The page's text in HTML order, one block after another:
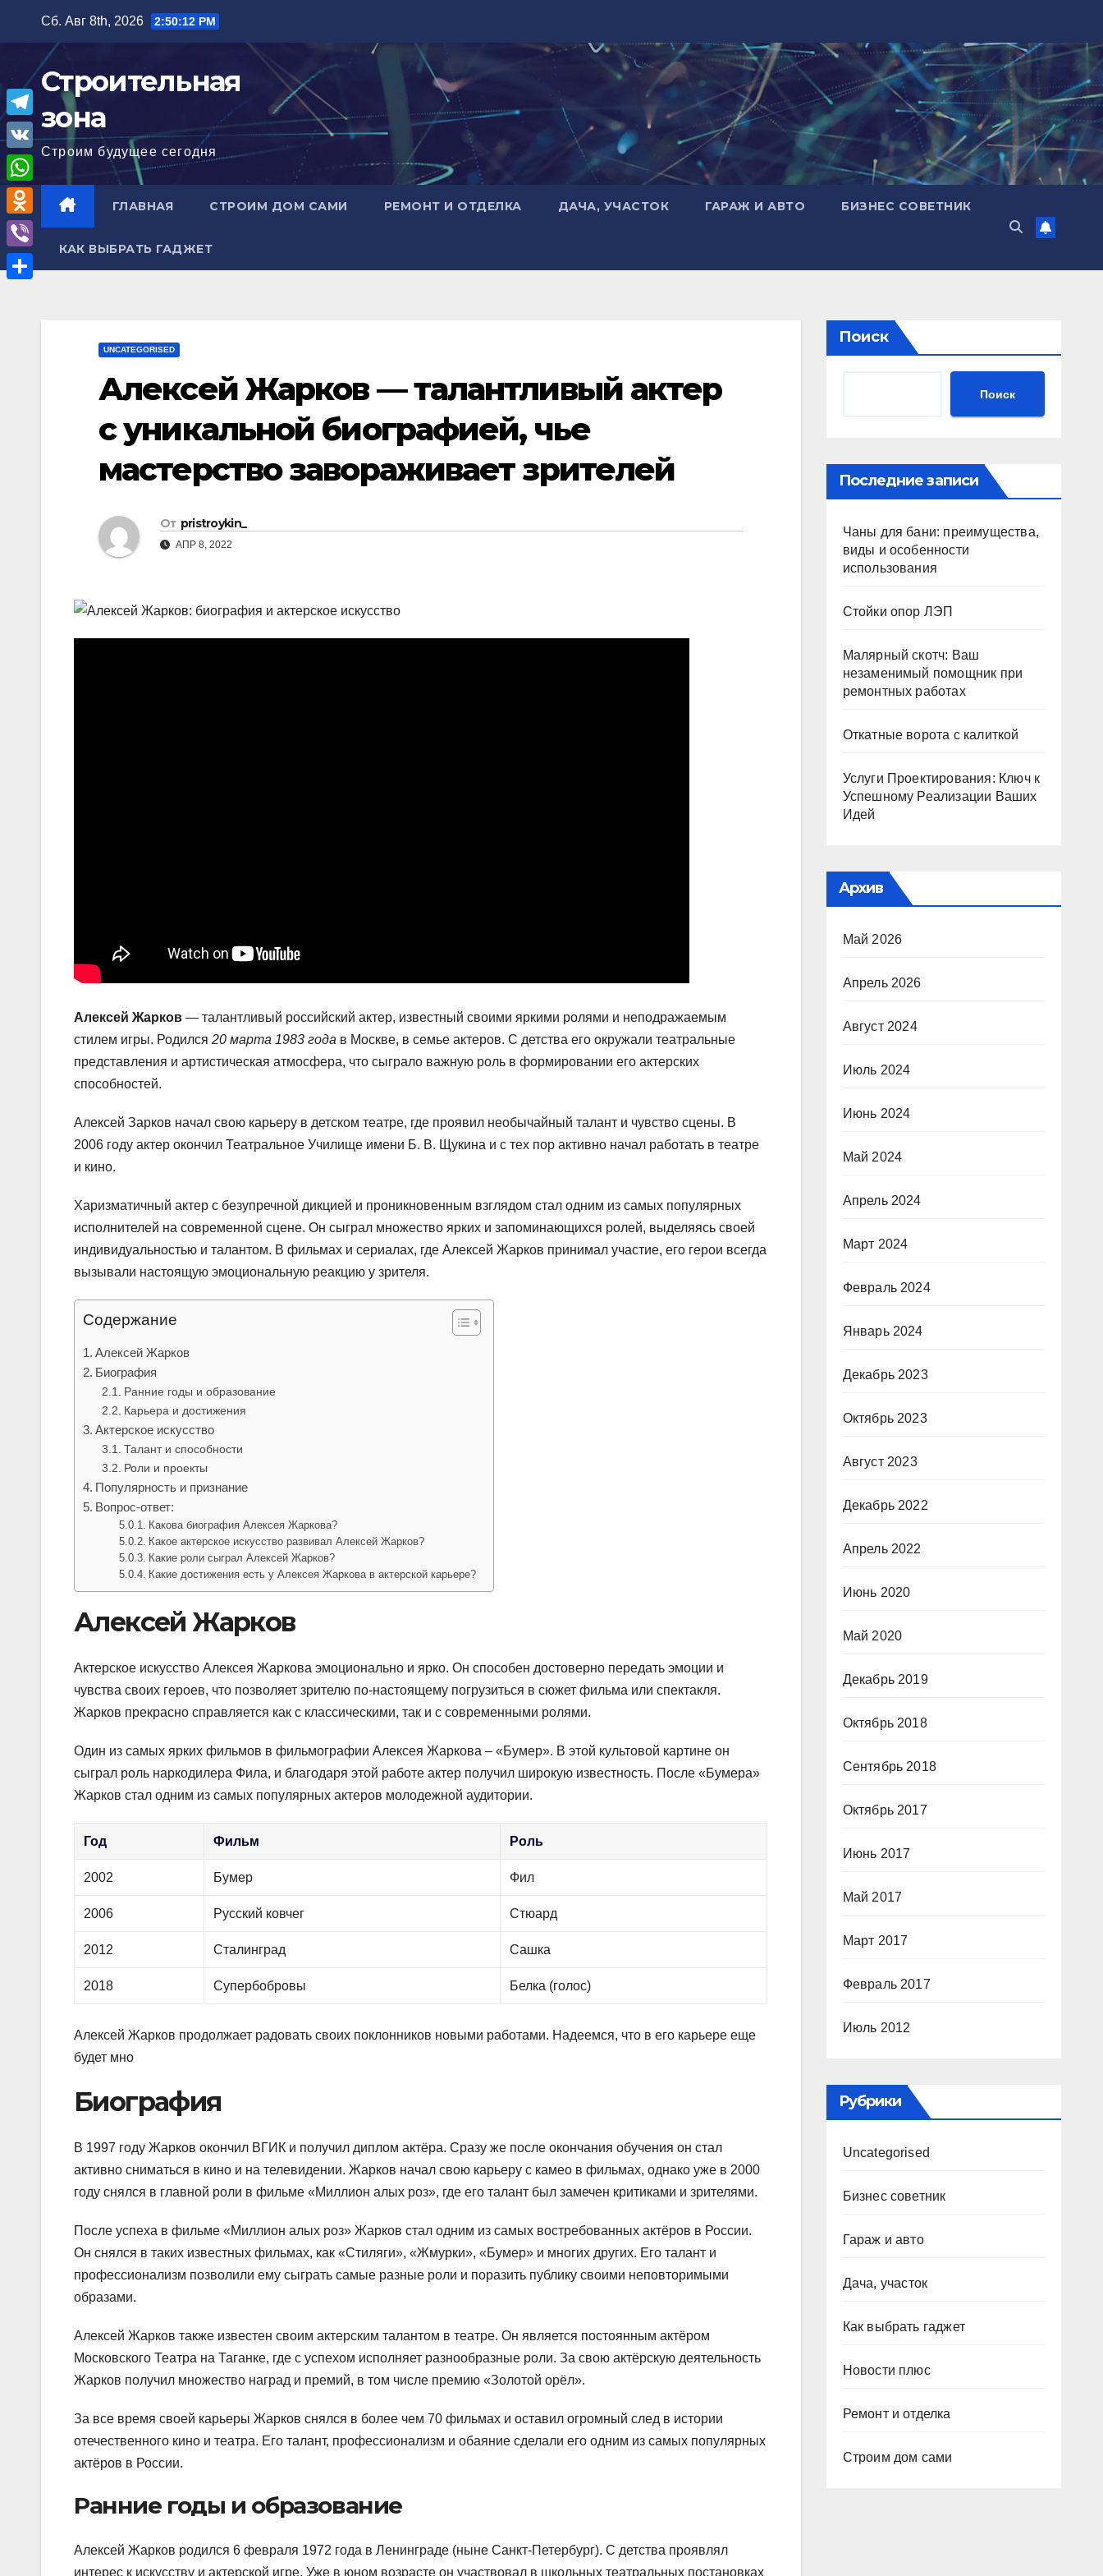
содержимому
Сб. Авг 8th, 2026 2:50:13 PM
Строительная
зона
Строим будущее сегодня
ГЛАВНАЯ СТРОИМ ДОМ САМИ РЕМОНТ И ОТДЕЛКА ДАЧА, УЧАСТОК ГАРАЖ И АВТО БИЗНЕС СОВЕТНИК
КАК ВЫБРАТЬ ГАДЖЕТ
UNCATEGORISED
Алексей Жарков — талантливый актер
с уникальной биографией, чье
мастерство завораживает зрителей
От pristroykin_
АПР 8, 2022
Алексей Жарков — талантливый российский актер, известный своими яркими ролями и неподражаемым
стилем игры. Родился 20 марта 1983 года в Москве, в семье актеров. С детства его окружали театральные
представления и артистическая атмосфера, что сыграло важную роль в формировании его актерских
способностей.
Алексей Зарков начал свою карьеру в детском театре, где проявил необычайный талант и чувство сцены. В
2006 году актер окончил Театральное Училище имени Б. В. Щукина и с тех пор активно начал работать в театре
и кино.
Харизматичный актер с безупречной дикцией и проникновенным взглядом стал одним из самых популярных
исполнителей на современной сцене. Он сыграл множество ярких и запоминающихся ролей, выделяясь своей
индивидуальностью и талантом. В фильмах и сериалах, где Алексей Жарков принимал участие, его герои всегда
вызывали настоящую эмоциональную реакцию у зрителя.
Содержание
Алексей Жарков
Биография
Ранние годы и образование
Карьера и достижения
Актерское искусство
Талант и способности
Роли и проекты
Популярность и признание
Вопрос-ответ:
Какова биография Алексея Жаркова?
Какое актерское искусство развивал Алексей Жарков?
Какие роли сыграл Алексей Жарков?
Какие достижения есть у Алексея Жаркова в актерской карьере?
Алексей Жарков
Актерское искусство Алексея Жаркова эмоционально и ярко. Он способен достоверно передать эмоции и
чувства своих героев, что позволяет зрителю по-настоящему погрузиться в сюжет фильма или спектакля.
Жарков прекрасно справляется как с классическими, так и с современными ролями.
Один из самых ярких фильмов в фильмографии Алексея Жаркова – «Бумер». В этой культовой картине он
сыграл роль наркодилера Фила, и благодаря этой работе актер получил широкую известность. После «Бумера»
Жарков стал одним из самых популярных актеров молодежной аудитории.
Год Фильм Роль
2002 Бумер Фил
2006 Русский ковчег Стюард
2012 Сталинград Сашка
2018 Супербобровы Белка (голос)
Алексей Жарков продолжает радовать своих поклонников новыми работами. Надеемся, что в его карьере еще
будет мно
Биография
В 1997 году Жарков окончил ВГИК и получил диплом актёра. Сразу же после окончания обучения он стал
активно сниматься в кино и на телевидении. Жарков начал свою карьеру с камео в фильмах, однако уже в 2000
году снялся в главной роли в фильме «Миллион алых роз», где его талант был замечен критиками и зрителями.
После успеха в фильме «Миллион алых роз» Жарков стал одним из самых востребованных актёров в России.
Он снялся в таких известных фильмах, как «Стиляги», «Жмурки», «Бумер» и многих других. Его талант и
профессионализм позволили ему сыграть самые разные роли и поразить публику своими неповторимыми
образами.
Алексей Жарков также известен своим актерским талантом в театре. Он является постоянным актёром
Московского Театра на Таганке, где с успехом исполняет разнообразные роли. За свою актёрскую деятельность
Жарков получил множество наград и премий, в том числе премию «Золотой орёл».
За все время своей карьеры Жарков снялся в более чем 70 фильмах и оставил огромный след в истории
отечественного кино и театра. Его талант, профессионализм и обаяние сделали его одним из самых популярных
актёров в России.
Ранние годы и образование
Алексей Жарков родился 6 февраля 1972 года в Ленинграде (ныне Санкт-Петербург). С детства проявлял
интерес к искусству и актерской игре. Уже в юном возрасте он участвовал в школьных театральных постановках
Поиск
Поиск
Последние записи
Чаны для бани: преимущества,
виды и особенности
использования
Стойки опор ЛЭП
Малярный скотч: Ваш
незаменимый помощник при
ремонтных работах
Откатные ворота с калиткой
Услуги Проектирования: Ключ к
Успешному Реализации Ваших
Идей
Архив
Май 2026
Апрель 2026
Август 2024
Июль 2024
Июнь 2024
Май 2024
Апрель 2024
Март 2024
Февраль 2024
Январь 2024
Декабрь 2023
Октябрь 2023
Август 2023
Декабрь 2022
Апрель 2022
Июнь 2020
Май 2020
Декабрь 2019
Октябрь 2018
Сентябрь 2018
Октябрь 2017
Июнь 2017
Май 2017
Март 2017
Февраль 2017
Июль 2012
Рубрики
Uncategorised
Бизнес советник
Гараж и авто
Дача, участок
Как выбрать гаджет
Новости плюс
Ремонт и отделка
Строим дом сами
T
e
l
e
g
r
V
K
W
h
a
O
d
n
V